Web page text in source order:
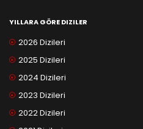
YILLARA GÖRE DIZILER
2026 Dizileri
2025 Dizileri
2024 Dizileri
2023 Dizileri
2022 Dizileri